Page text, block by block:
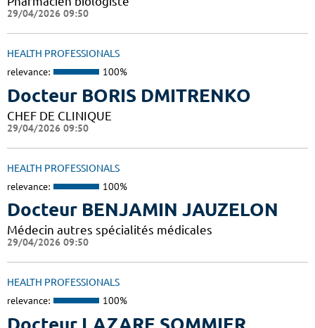
29/04/2026 09:50
HEALTH PROFESSIONALS
relevance: 100%
Docteur BORIS DMITRENKO
CHEF DE CLINIQUE
29/04/2026 09:50
HEALTH PROFESSIONALS
relevance: 100%
Docteur BENJAMIN JAUZELON
Médecin autres spécialités médicales
29/04/2026 09:50
HEALTH PROFESSIONALS
relevance: 100%